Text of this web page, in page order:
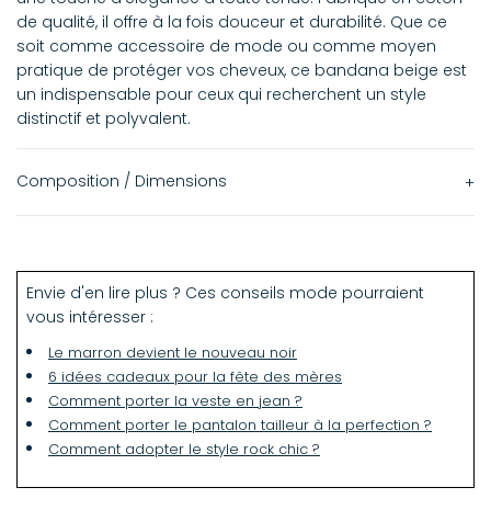
de qualité, il offre à la fois douceur et durabilité. Que ce
soit comme accessoire de mode ou comme moyen
pratique de protéger vos cheveux, ce bandana beige est
un indispensable pour ceux qui recherchent un style
distinctif et polyvalent.
Composition / Dimensions
100% coton
Envie d'en lire plus ? Ces conseils mode pourraient
vous intéresser :
Le marron devient le nouveau noir
6 idées cadeaux pour la fête des mères
Comment porter la veste en jean ?
Comment porter le pantalon tailleur à la perfection ?
Comment adopter le style rock chic ?